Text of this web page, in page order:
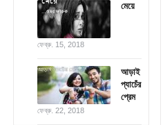
মেয়ে
ফেব্রু. 15, 2018
আড়াই
প্যাচেঁর
প্রেম
ফেব্রু. 22, 2018